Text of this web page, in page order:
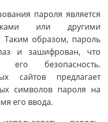
пароля является
или другими
образом, пароль
и зашифрован, что
его безопасность.
сайтов предлагает
символов пароля на
его ввода.